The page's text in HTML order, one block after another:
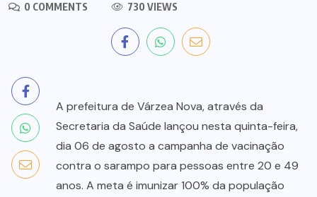
0 COMMENTS
730 VIEWS
A prefeitura de Várzea Nova, através da
Secretaria da Saúde lançou nesta quinta-feira,
dia 06 de agosto a campanha de vacinação
contra o sarampo para pessoas entre 20 e 49
anos. A meta é imunizar 100% da população